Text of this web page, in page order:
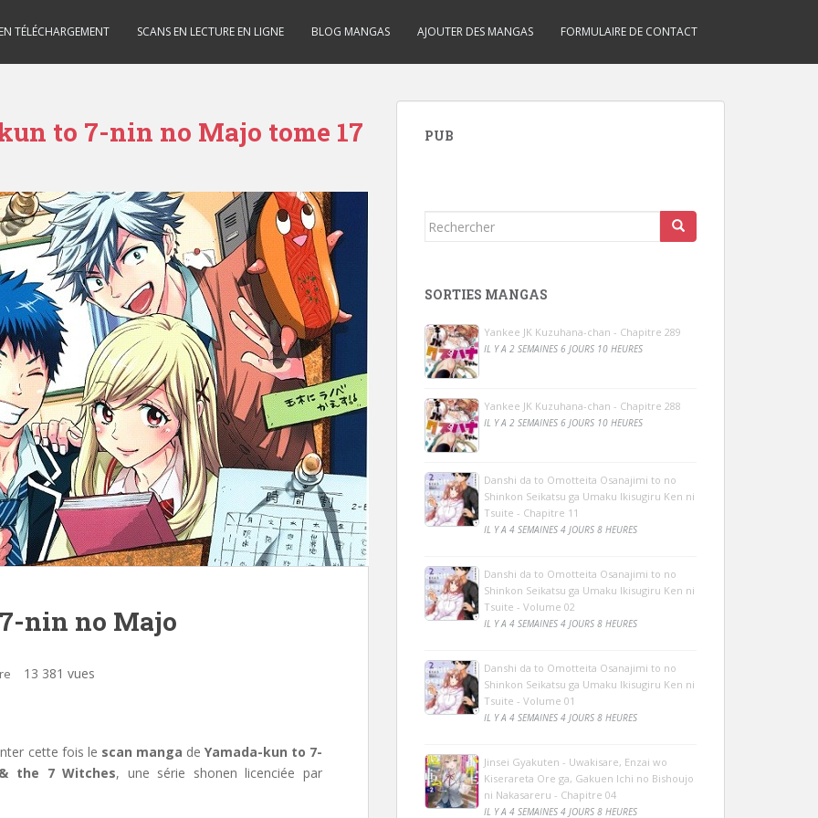
TÉLÉCHARGEMENT SCANS EN LECTURE EN LIGNE BLOG MANGAS AJOUTER DES MANGAS FORMULAIRE DE CONTACT
to 7-nin no Majo tome 17
nin no Majo
13 381 vues
cette fois le scan manga de Yamada-kun to 7-
the 7 Witches, une série shonen licenciée par
PUB
Rechercher...
SORTIES MANGAS
Yankee JK Kuzuhana-chan - Chapitre 289
IL Y A 2 SEMAINES 6 JOURS 10 HEURES
Yankee JK Kuzuhana-chan - Chapitre 288
IL Y A 2 SEMAINES 6 JOURS 10 HEURES
Danshi da to Omotteita Osanajimi to no
Shinkon Seikatsu ga Umaku Ikisugiru Ken ni
Tsuite - Chapitre 11
IL Y A 4 SEMAINES 4 JOURS 8 HEURES
Danshi da to Omotteita Osanajimi to no
Shinkon Seikatsu ga Umaku Ikisugiru Ken ni
Tsuite - Volume 02
IL Y A 4 SEMAINES 4 JOURS 8 HEURES
Danshi da to Omotteita Osanajimi to no
Shinkon Seikatsu ga Umaku Ikisugiru Ken ni
Tsuite - Volume 01
IL Y A 4 SEMAINES 4 JOURS 8 HEURES
Jinsei Gyakuten - Uwakisare, Enzai wo
Kiserareta Ore ga, Gakuen Ichi no Bishoujo
ni Nakasareru - Chapitre 04
IL Y A 4 SEMAINES 4 JOURS 8 HEURES